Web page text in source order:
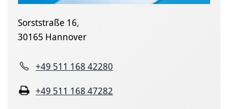
Sorststraße 16,
30165 Hannover
+49 511 168 42280
+49 511 168 47282